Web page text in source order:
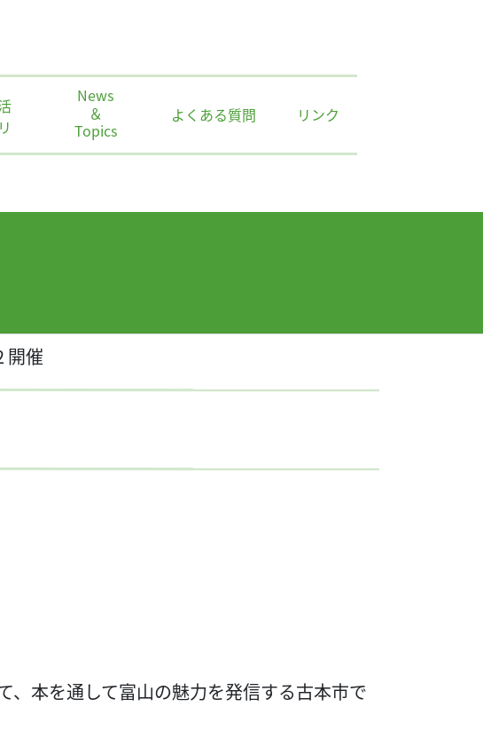
News
＆
Topics
よくある質問 リンク
開催
、本を通して富山の魅力を発信する古本市で